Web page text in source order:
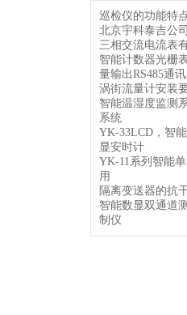
巡检仪的功能特
北京宇科泰吉公
三相交流电流表
智能计数器光栅
量输出RS485通讯
涡街流量计安装
智能温湿度监测
系统
YK-33LCD，智
显安时计
YK-11系列智能
用
隔离变送器的抗
智能数显双通道
制仪